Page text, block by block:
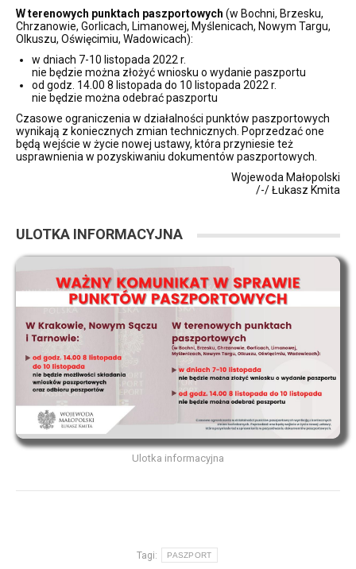
W terenowych punktach paszportowych (w Bochni, Brzesku,
Chrzanowie, Gorlicach, Limanowej, Myślenicach, Nowym Targu,
Olkuszu, Oświęcimiu, Wadowicach):
w dniach 7-10 listopada 2022 r.
nie będzie można złożyć wniosku o wydanie paszportu
od godz. 14.00 8 listopada do 10 listopada 2022 r.
nie będzie można odebrać paszportu
Czasowe ograniczenia w działalności punktów paszportowych
wynikają z koniecznych zmian technicznych. Poprzedzać one
będą wejście w życie nowej ustawy, która przyniesie też
usprawnienia w pozyskiwaniu dokumentów paszportowych.
Wojewoda Małopolski
/-/ Łukasz Kmita
ULOTKA INFORMACYJNA
Ulotka informacyjna
Tagi: PASZPORT